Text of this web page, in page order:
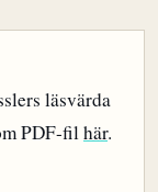
läsvärda
PDF-fil här.